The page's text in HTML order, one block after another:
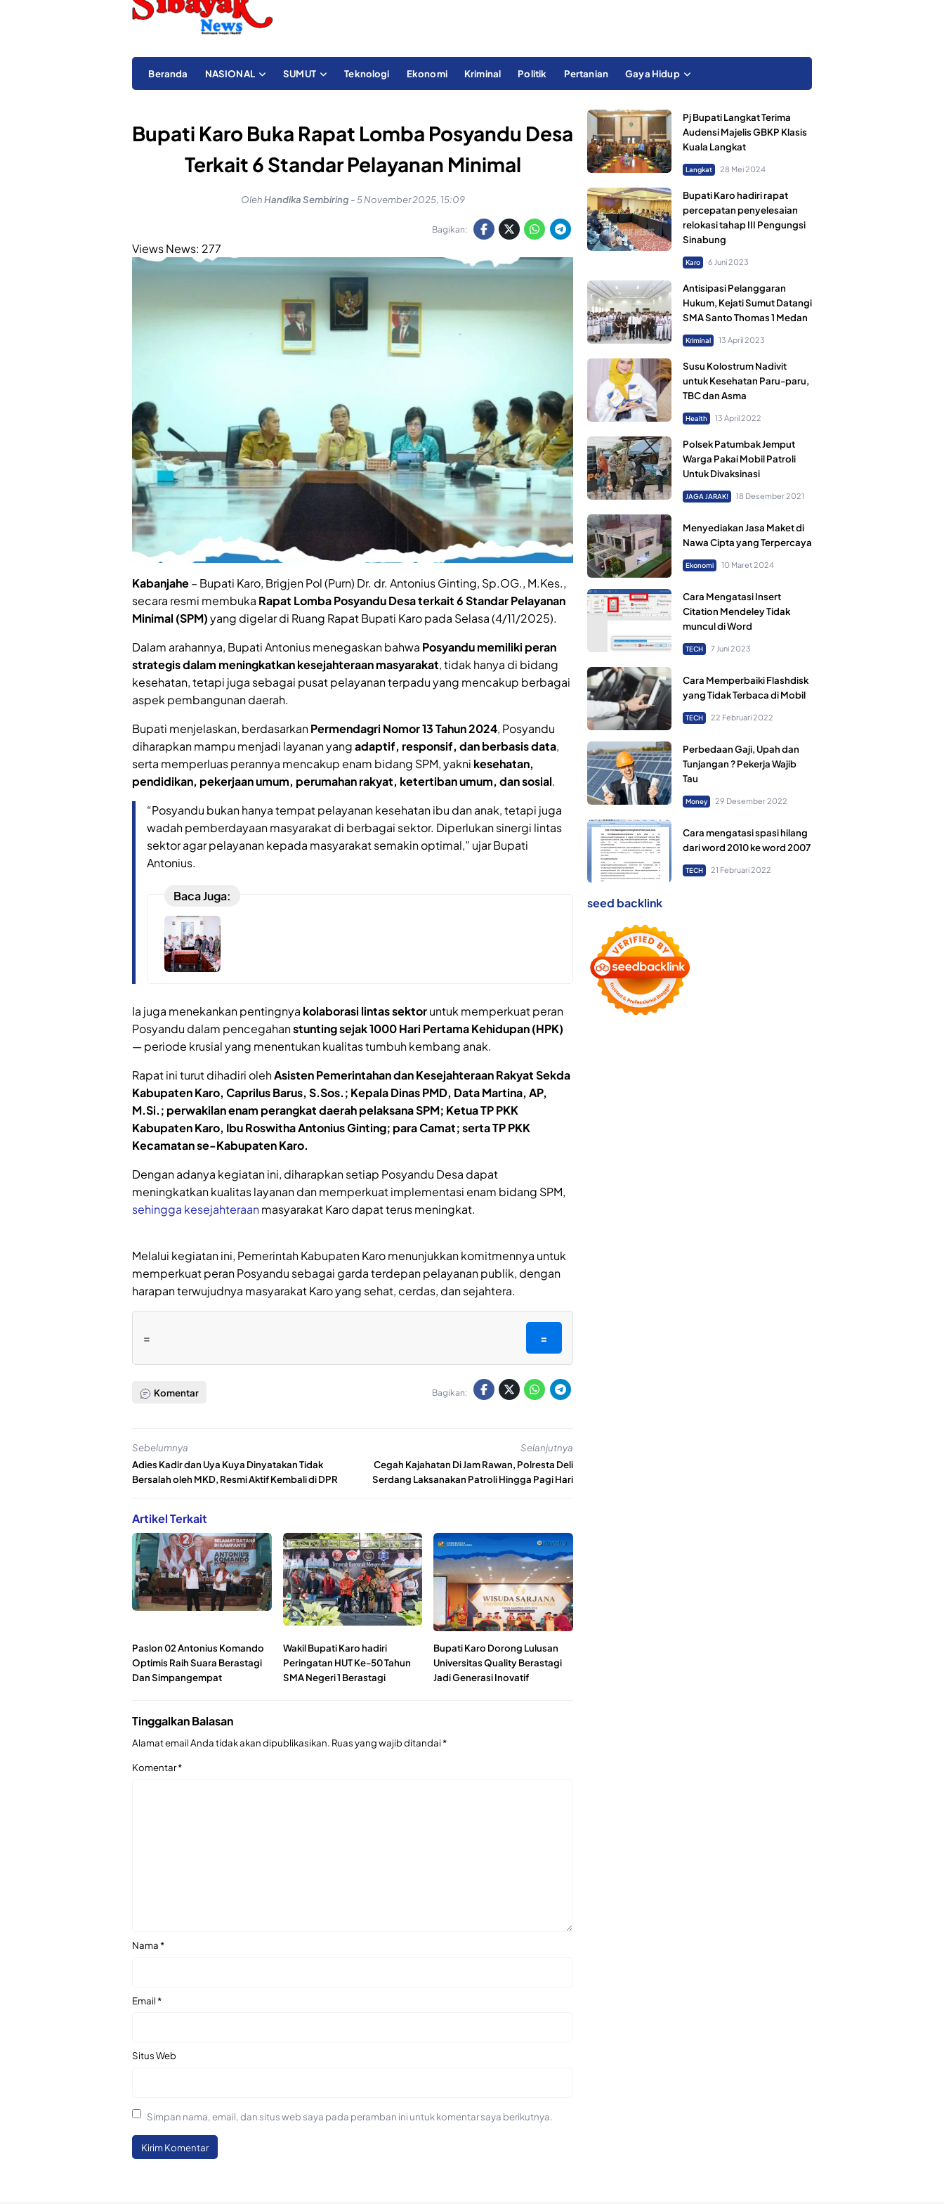
Beranda NASIONAL SUMUT Teknologi Ekonomi Kriminal Politik Pertanian Gaya Hidup
Bupati Karo Buka Rapat Lomba Posyandu Desa
Terkait 6 Standar Pelayanan Minimal
OlehHandika Sembiring -5 November 2025, 15:09
Bagikan:
Views News: 277
Kabanjahe– Bupati Karo, Brigjen Pol (Purn) Dr. dr. Antonius Ginting, Sp.OG., M.Kes.,
secara resmi membuka Rapat Lomba Posyandu Desa terkait 6 Standar Pelayanan
Minimal (SPM)yang digelar di Ruang Rapat Bupati Karo pada Selasa (4/11/2025).
Dalam arahannya, Bupati Antonius menegaskan bahwa Posyandu memiliki peran
strategis dalam meningkatkan kesejahteraan masyarakat, tidak hanya di bidang
kesehatan, tetapi juga sebagai pusat pelayanan terpadu yang mencakup berbagai
aspek pembangunan daerah.
Bupati menjelaskan, berdasarkanPermendagri Nomor 13 Tahun 2024, Posyandu
diharapkan mampu menjadi layanan yangadaptif, responsif, dan berbasis data,
serta memperluas perannya mencakup enam bidang SPM, yakni kesehatan,
pendidikan, pekerjaan umum, perumahan rakyat, ketertiban umum, dan sosial.
“Posyandu bukan hanya tempat pelayanan kesehatan ibu dan anak, tetapi juga
wadah pemberdayaan masyarakat di berbagai sektor. Diperlukan sinergi lintas
sektor agar pelayanan kepada masyarakat semakin optimal,” ujar Bupati
Antonius.
Baca Juga:
Ia juga menekankan pentingnya kolaborasi lintas sektoruntuk memperkuat peran
Posyandu dalam pencegahanstunting sejak 1000 Hari Pertama Kehidupan (HPK)
— periode krusial yang menentukan kualitas tumbuh kembang anak.
Rapat ini turut dihadiri olehAsisten Pemerintahan dan Kesejahteraan Rakyat Sekda
Kabupaten Karo, Caprilus Barus, S.Sos.; Kepala Dinas PMD, Data Martina, AP,
M.Si.; perwakilan enam perangkat daerah pelaksana SPM; Ketua TP PKK
Kabupaten Karo, Ibu Roswitha Antonius Ginting; para Camat; serta TP PKK
Kecamatan se-Kabupaten Karo.
Dengan adanya kegiatan ini, diharapkan setiap Posyandu Desa dapat
meningkatkan kualitas layanan dan memperkuat implementasi enam bidang SPM,
sehingga kesejahteraanmasyarakat Karo dapat terus meningkat.
Melalui kegiatan ini, Pemerintah Kabupaten Karo menunjukkan komitmennya untuk
memperkuat peran Posyandu sebagai garda terdepan pelayanan publik, dengan
harapan terwujudnya masyarakat Karo yang sehat, cerdas, dan sejahtera.
= =
Komentar Bagikan:
Sebelumnya
Adies Kadir dan Uya Kuya Dinyatakan Tidak
Bersalah oleh MKD, Resmi Aktif Kembali di DPR
Selanjutnya
Cegah Kajahatan Di Jam Rawan, Polresta Deli
Serdang Laksanakan Patroli Hingga Pagi Hari
Artikel Terkait
Paslon 02 Antonius Komando
Optimis Raih Suara Berastagi
Dan Simpangempat
Wakil Bupati Karo hadiri
Peringatan HUT Ke-50 Tahun
SMA Negeri 1 Berastagi
Bupati Karo Dorong Lulusan
Universitas Quality Berastagi
Jadi Generasi Inovatif
Tinggalkan Balasan
Alamat email Anda tidak akan dipublikasikan. Ruas yang wajib ditandai*
Komentar*
Nama*
Email*
Situs Web
Simpan nama, email, dan situs web saya pada peramban ini untuk komentar saya berikutnya.
Pj Bupati Langkat Terima
Audensi Majelis GBKP Klasis
Kuala Langkat
Langkat 28 Mei 2024
Bupati Karo hadiri rapat
percepatan penyelesaian
relokasi tahap III Pengungsi
Sinabung
Karo 6 Juni 2023
Antisipasi Pelanggaran
Hukum, Kejati Sumut Datangi
SMA Santo Thomas 1 Medan
Kriminal 13 April 2023
Susu Kolostrum Nadivit
untuk Kesehatan Paru-paru,
TBC dan Asma
Health 13 April 2022
Polsek Patumbak Jemput
Warga Pakai Mobil Patroli
Untuk Divaksinasi
JAGA JARAK! 18 Desember 2021
Menyediakan Jasa Maket di
Nawa Cipta yang Terpercaya
Ekonomi 10 Maret 2024
Cara Mengatasi Insert
Citation Mendeley Tidak
muncul di Word
TECH 7 Juni 2023
Cara Memperbaiki Flashdisk
yang Tidak Terbaca di Mobil
TECH 22 Februari 2022
Perbedaan Gaji, Upah dan
Tunjangan ? Pekerja Wajib
Tau
Money 29 Desember 2022
Cara mengatasi spasi hilang
dari word 2010 ke word 2007
TECH 21 Februari 2022
seed backlink